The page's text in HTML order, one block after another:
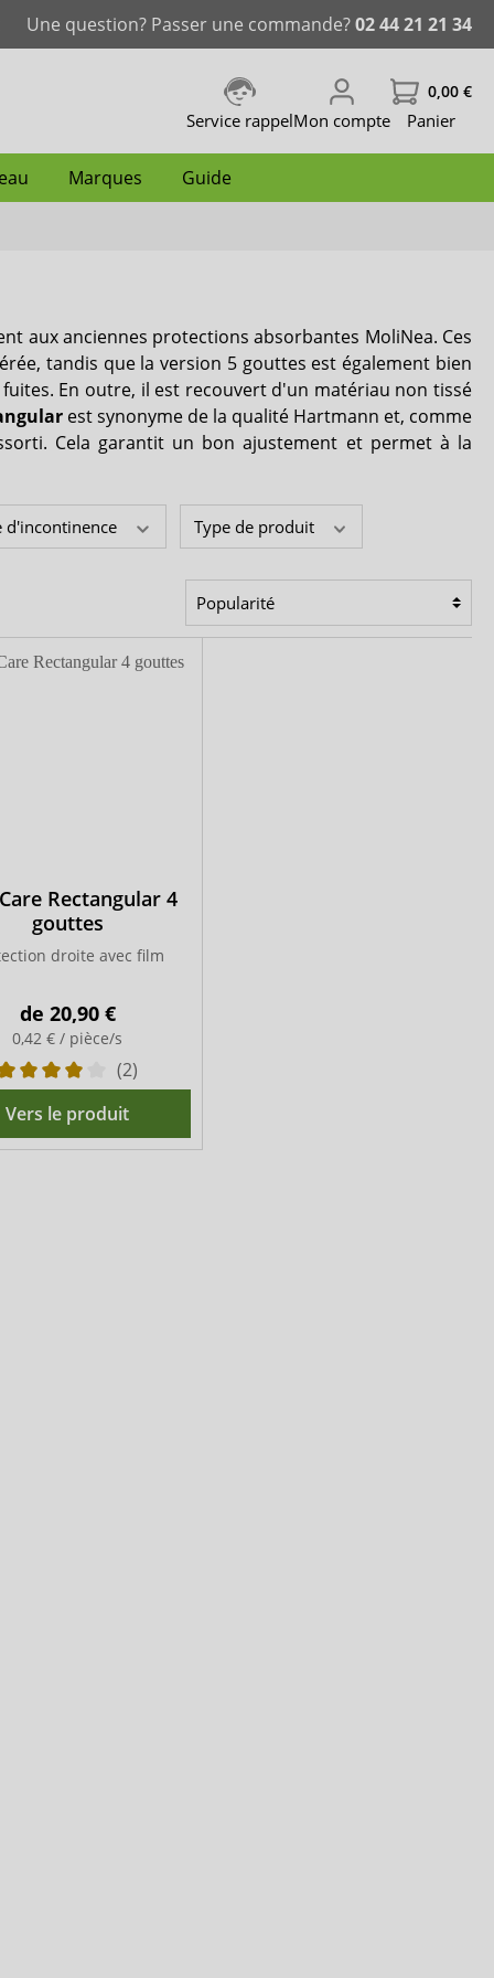
Une question? Passer une commande?02 44 21 21 34
Service rappelMon compte
0,00 €
Panier
Marques Guide
Incontinence fécale
Mousse nettoyante
Lille
Dailee
Comfort & Care
aux anciennes protections absorbantes MoliNea. Ces
tandis que la version 5 gouttes est également bien
En outre, il est recouvert d'un matériau non tissé
est synonyme de la qualité Hartmann et, comme
Cela garantit un bon ajustement et permet à la
d'incontinence Type de produit
Rectangular 4
gouttes
droite avec film
de 20,90 €
0,42 € / pièce/s
(2)
Vers le produit